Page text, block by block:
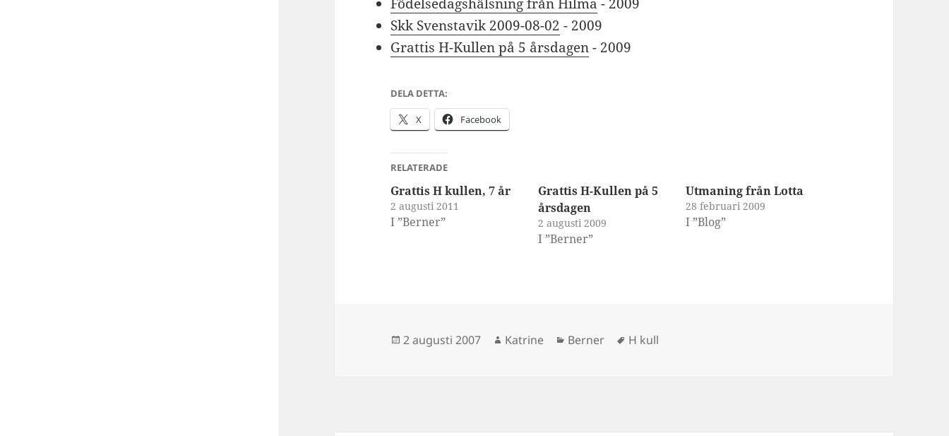
Födelsedagshälsning från Hilma - 2009
Skk Svenstavik 2009-08-02 - 2009
Grattis H-Kullen på 5 årsdagen- 2009
DELA DETTA:
X Facebook
RELATERADE
Grattis H kullen, 7 år
2 augusti 2011
I ”Berner”
Grattis H-Kullen på 5
årsdagen
2 augusti 2009
I ”Berner”
Utmaning från Lotta
28 februari 2009
I ”Blog”
Postat
2 augusti 2007 Författare
Katrine Kategorier
Berner Taggar
H kull